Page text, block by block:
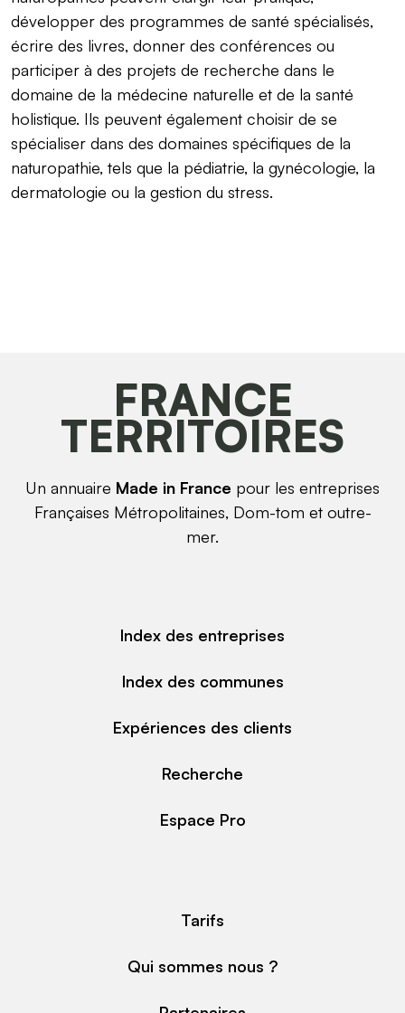
développer des programmes de santé spécialisés,
écrire des livres, donner des conférences ou
participer à des projets de recherche dans le
domaine de la médecine naturelle et de la santé
holistique. Ils peuvent également choisir de se
spécialiser dans des domaines spécifiques de la
naturopathie, tels que la pédiatrie, la gynécologie, la
dermatologie ou la gestion du stress.
FRANCE
TERRITOIRES
Un annuaire Made in France pour les entreprises
Françaises Métropolitaines, Dom-tom et outre-
mer.
Index des entreprises
Index des communes
Expériences des clients
Recherche
Espace Pro
Tarifs
Qui sommes nous ?